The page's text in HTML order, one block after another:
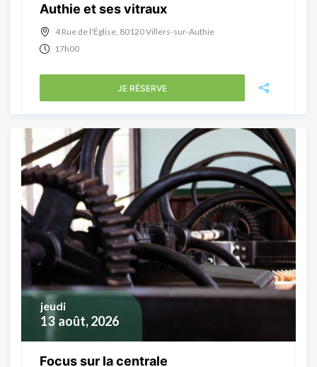
Authie et ses vitraux
4 Rue de l'Église, 80120 Villers-sur-Authie
17h00
JE RÉSERVE
13 août, 2026
jeudi
Focus sur la centrale